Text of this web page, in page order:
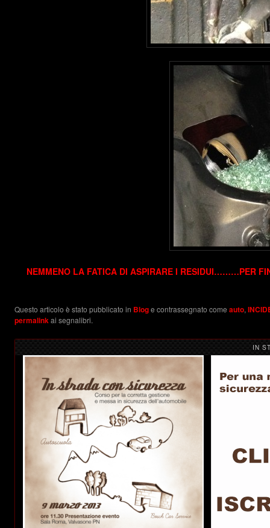
NEMMENO LA FATICA DI ASPIRARE I RESIDUI………PER
Questo articolo è stato pubblicato in Bloge contrassegnato come auto,
permalink ai segnalibri.
IN